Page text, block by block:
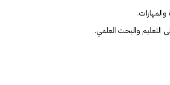
التعليم والبحث العلمي.